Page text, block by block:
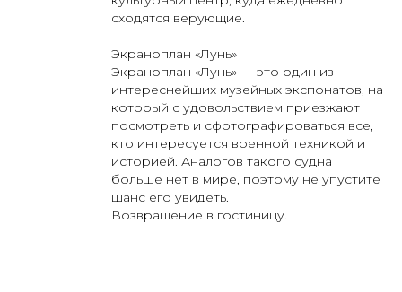
сходятся верующие.
Экраноплан «Лунь»
Экраноплан «Лунь» — это один из
интереснейших музейных экспонатов, на
который с удовольствием приезжают
посмотреть и сфотографироваться все,
кто интересуется военной техникой и
историей. Аналогов такого судна
больше нет в мире, поэтому не упустите
шанс его увидеть.
Возвращение в гостиницу.